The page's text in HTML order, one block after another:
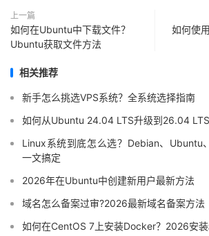
上一篇
如何在Ubuntu中下载文件？
Ubuntu获取文件方法
如何使
相关推荐
新手怎么挑选VPS系统？全系统选择指南
如何从Ubuntu 24.04 LTS升级到26.04 LTS
Linux系统到底怎么选？Debian、Ubuntu
一文搞定
2026年在Ubuntu中创建新用户最新方法
域名怎么备案过审?2026最新域名备案方法
如何在CentOS 7上安装Docker？2026安